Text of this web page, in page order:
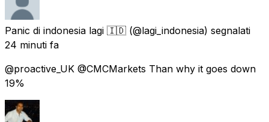
Panic di indonesia lagi 🇮🇩 (@lagi_indonesia) segnalati
24 minuti fa
@proactive_UK @CMCMarkets Than why it goes down
19%